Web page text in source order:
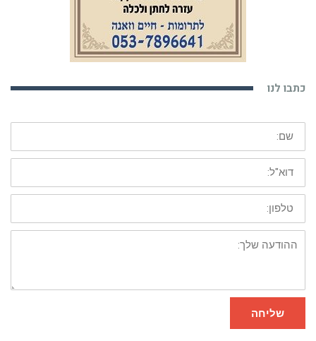
כתבו לנו
שם:
דוא"ל:
טלפון:
ההודעה
שלך:
שליחה